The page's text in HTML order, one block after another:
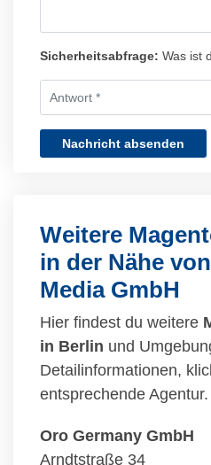
Sicherheitsabfrage: Was ist
Nachricht absenden
Weitere
in der Nähe
Media GmbH
Hier findest du weitere
in Berlin und
Detailinformationen,
entsprechende Agentur.
Oro Germany GmbH
Arndtstraße 34